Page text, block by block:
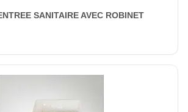
SANITAIRE AVEC ROBINET